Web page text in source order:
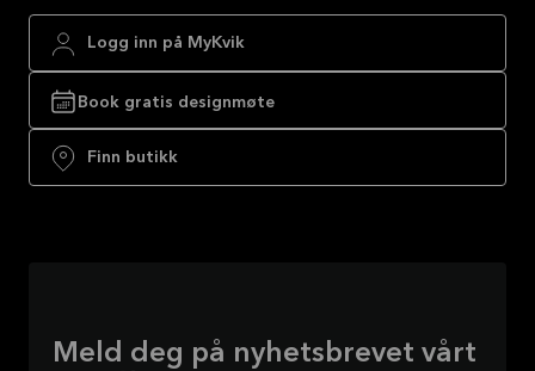
Logg inn på MyKvik
Book gratis designmøte
Finn butikk
Meld deg på nyhetsbrevet vårt